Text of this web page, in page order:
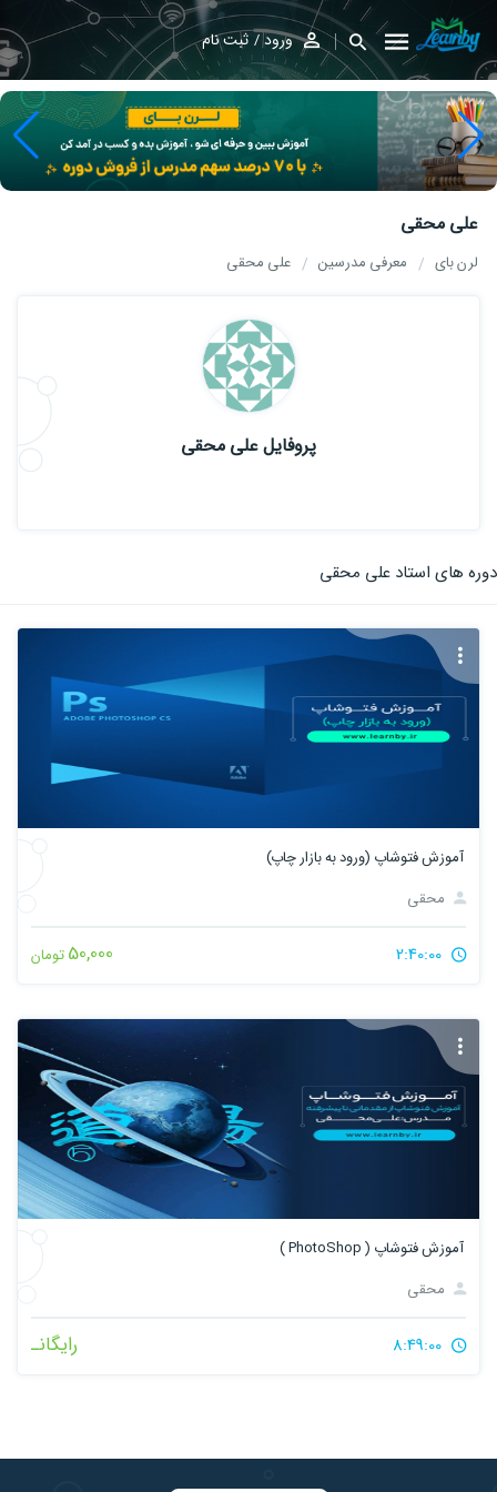
ورود ثبت نام
علی محقی
لرن بای معرفی مدرسین علی محقی
پروفایل علی محقی
دوره های استاد علی محقی
آموزش فتوشاپ (ورود به بازار چاپ)
محقی
50,000تومان
آموزش فتوشاپ ( PhotoShop )
محقی
رایگانـ